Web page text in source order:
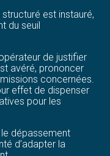
est instauré,
du seuil
de justifier
avéré, prononcer
concernées.
effet de dispenser
pour les
dépassement
d’adapter la